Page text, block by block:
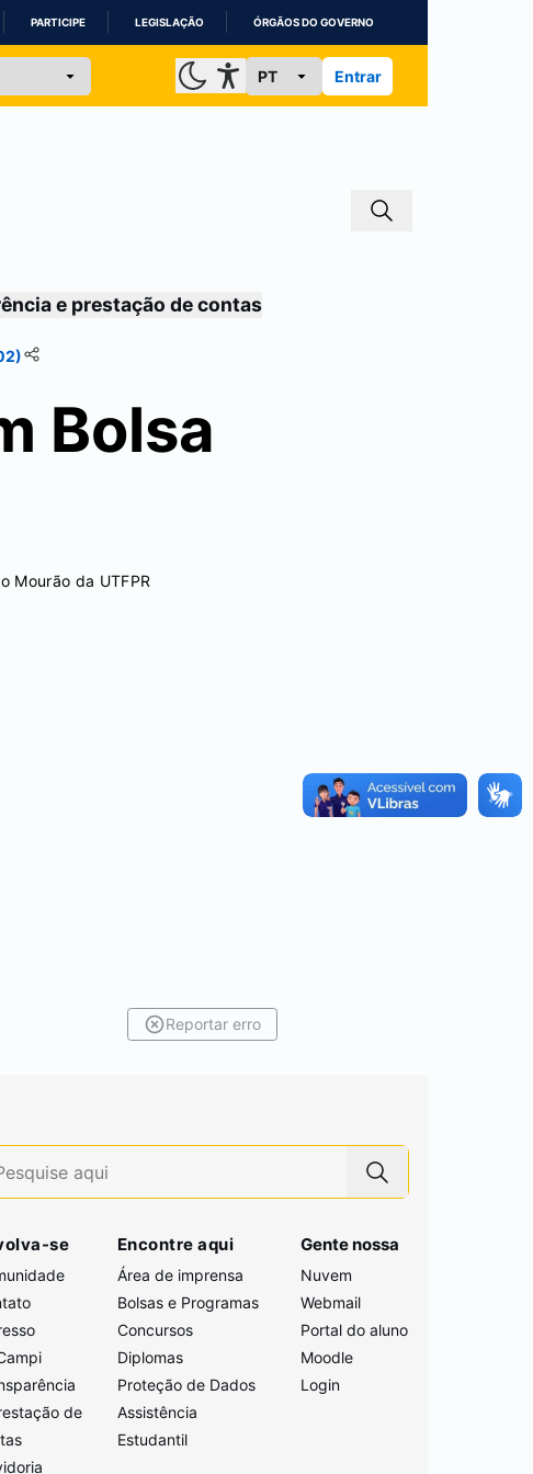
PARTICIPE LEGISLAÇÃO ÓRGÃOS DO GOVERNO
Entrar
e prestação de contas
Bolsa
Mourão da UTFPR
Reportar erro
se
de
Encontre aqui
Área de imprensa
Bolsas e Programas
Concursos
Diplomas
Proteção de Dados
Assistência
Estudantil
Gente nossa
Nuvem
Webmail
Portal do aluno
Moodle
Login